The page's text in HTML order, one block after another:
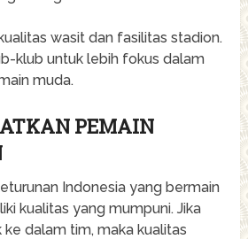
wasit dan fasilitas stadion.
klub untuk lebih fokus dalam
muda.
PEMAIN
Indonesia yang bermain
kualitas yang mumpuni. Jika
dalam tim, maka kualitas